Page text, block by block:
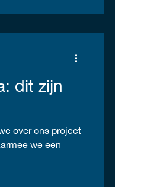
dit zijn
over ons project
we een